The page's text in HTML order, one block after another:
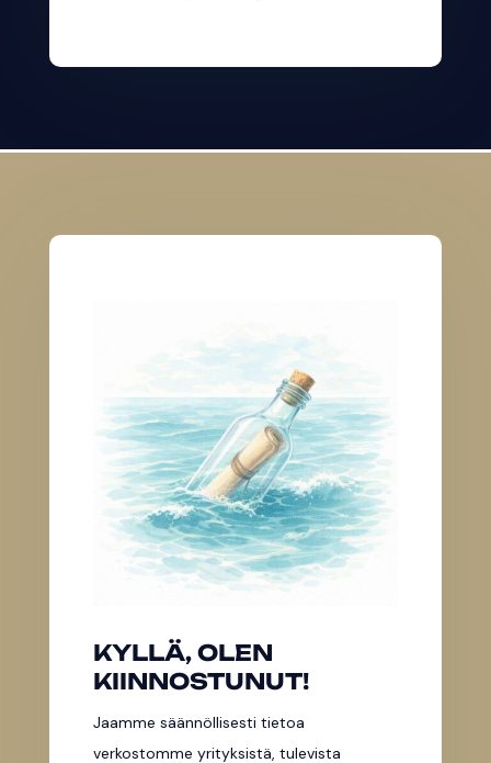
KYLLÄ, OLEN
KIINNOSTUNUT!
Jaamme säännöllisesti tietoa
verkostomme yrityksistä, tulevista